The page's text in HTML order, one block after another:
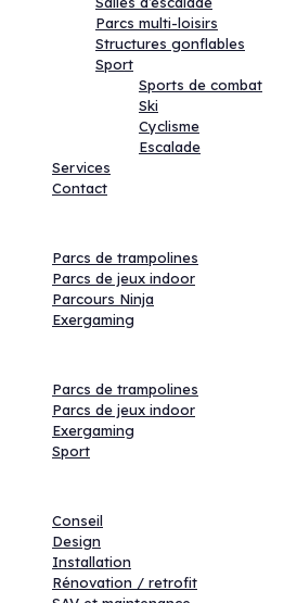
Parcs multi-loisirs
Structures gonflables
Sport
Sports de combat
Ski
Cyclisme
Escalade
Services
Contact
Parcs de trampolines
Parcs de jeux indoor
Parcours Ninja
Exergaming
Parcs de trampolines
Parcs de jeux indoor
Exergaming
Sport
Conseil
Design
Installation
Rénovation / retrofit